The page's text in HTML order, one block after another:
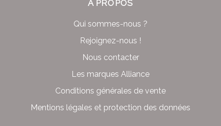
À PROPOS
Qui sommes-nous ?
Rejoignez-nous !
Nous contacter
Les marques Alliance
Conditions générales de vente
Mentions légales et protection des données